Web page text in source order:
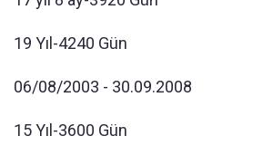
19 Yıl-4240 Gün
06/08/2003 - 30.09.2008
15 Yıl-3600 Gün